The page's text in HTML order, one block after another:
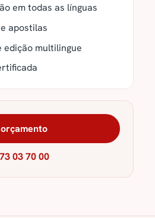
em todas as línguas
apostilas
edição multilingue
03 70 00